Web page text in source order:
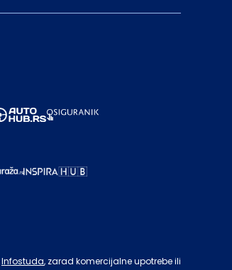
Infostuda, zarad komercijalne upotrebe ili